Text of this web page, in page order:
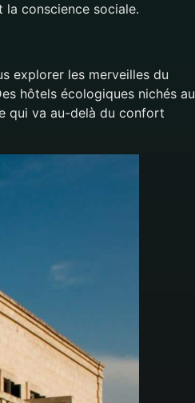
la conscience sociale.
explorer les merveilles du
hôtels écologiques nichés au
qui va au-delà du confort